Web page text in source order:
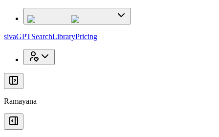
sivaGPTSearchLibraryPricing
Ramayana